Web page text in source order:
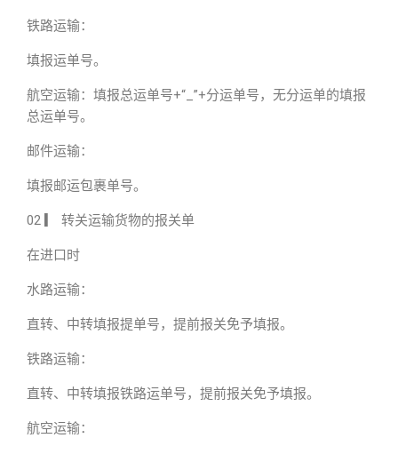
铁路运输：
填报运单号。
航空运输：填报总运单号+“_”+分运单号，无分运单的填报
总运单号。
邮件运输：
填报邮运包裹单号。
02 ▎ 转关运输货物的报关单
在进口时
水路运输：
直转、中转填报提单号，提前报关免予填报。
铁路运输：
直转、中转填报铁路运单号，提前报关免予填报。
航空运输：